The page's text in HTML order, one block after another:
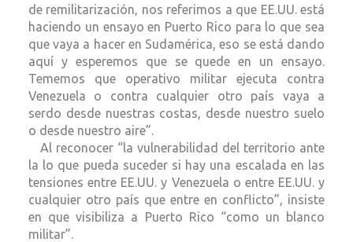
de remilitarización, nos referimos a que EE.UU. está
haciendo un ensayo en Puerto Rico para lo que sea
que vaya a hacer en Sudamérica, eso se está dando
aquí y esperemos que se quede en un ensayo.
Tememos que operativo militar ejecuta contra
Venezuela o contra cualquier otro país vaya a
serdo desde nuestras costas, desde nuestro suelo
o desde nuestro aire”.
Al reconocer “la vulnerabilidad del territorio ante
la lo que pueda suceder si hay una escalada en las
tensiones entre EE.UU. y Venezuela o entre EE.UU. y
cualquier otro país que entre en conflicto”, insiste
en que visibiliza a Puerto Rico “como un blanco
militar”.